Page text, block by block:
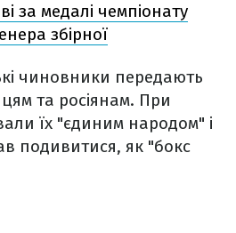
за медалі чемпіонату
збірної
чиновники передають
та росіянам. При
їх "єдиним народом" і
подивитися, як "бокс